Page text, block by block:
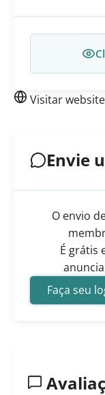
Visitar website
Envie
O envio
É grátis
Faça seu